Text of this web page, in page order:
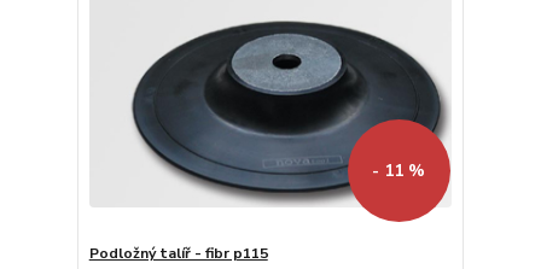
- 11 %
Podložný talíř - fibr p115